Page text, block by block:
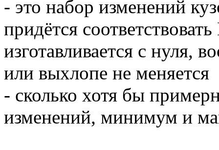
- это набор изменений
придётся
изготавливается с нуля,
или выхлопе не меняется
- сколько хотя бы
изменений, минимум и